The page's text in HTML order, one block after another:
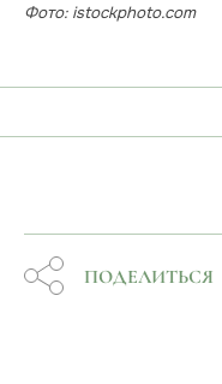
Фото: istockphoto.com
ПОДЕЛИТЬСЯ